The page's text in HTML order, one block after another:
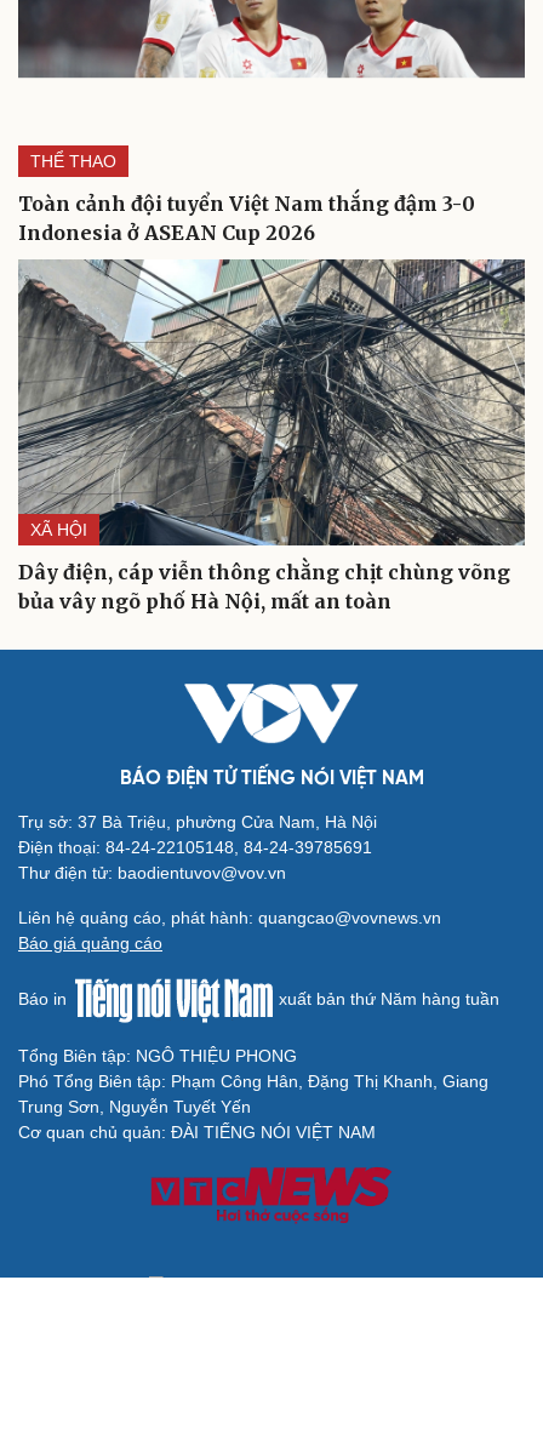
THỂ THAO
Toàn cảnh đội tuyển Việt Nam thắng đậm 3-0
Indonesia ở ASEAN Cup 2026
XÃ HỘI
Dây điện, cáp viễn thông chằng chịt chùng võng
bủa vây ngõ phố Hà Nội, mất an toàn
BÁO ĐIỆN TỬ TIẾNG NÓI VIỆT NAM
Trụ sở: 37 Bà Triệu, phường Cửa Nam, Hà Nội
Điện thoại: 84-24-22105148, 84-24-39785691
Thư điện tử: baodientuvov@vov.vn
Liên hệ quảng cáo, phát hành: quangcao@vovnews.vn
Báo giá quảng cáo
Báo in xuất bản thứ Năm hàng tuần
Tổng Biên tập: NGÔ THIỆU PHONG
Phó Tổng Biên tập: Phạm Công Hân, Đặng Thị Khanh, Giang
Trung Sơn, Nguyễn Tuyết Yến
Cơ quan chủ quản: ĐÀI TIẾNG NÓI VIỆT NAM